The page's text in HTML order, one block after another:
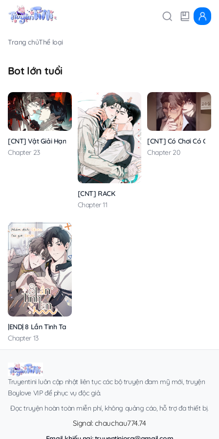
Trang chủThể loại
Bot lớn tuổi
[CNT] Vật Giải Hạn
Chapter 23
[CNT] RACK
Chapter 11
[CNT] Có Chơi Có Chịu
Chapter 20
|END| 8 Lần Tình Tan
Chapter 13
Truyentini luôn cập nhật liên tục các bộ truyện đam mỹ mới, truyện
Boylove VIP để phục vụ độc giả.
Đọc truyện hoàn toàn miễn phí, không quảng cáo, hỗ trợ đa thiết bị.
Signal: chauchau774.74